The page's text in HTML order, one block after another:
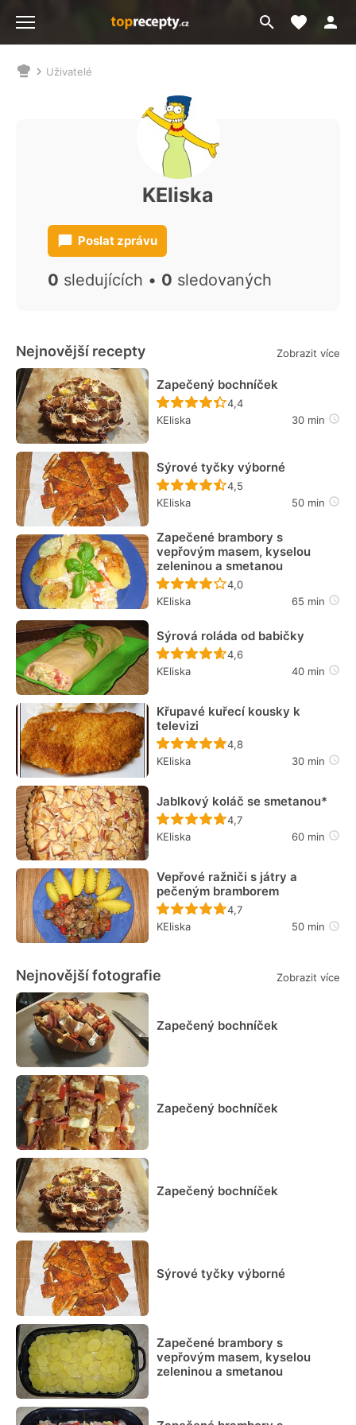
Přejít
na
Moje
NacházíteUživatelé
KEliska
Poslat zprávu
0 sledujících • 0 sledovaných
Nejnovější recepty Zobrazit více
Zapečený bochníček
Recept ještě nebyl
4,4
KEliska
30 min
Sýrové tyčky výborné
Recept ještě nebyl
4,5
KEliska
50 min
Zapečené brambory s
vepřovým masem, kyselou
zeleninou a smetanou
Recept ještě nebyl
4,0
KEliska
65 min
Sýrová roláda od babičky
Recept ještě nebyl
4,6
KEliska
40 min
Křupavé kuřecí kousky k
televizi
Recept ještě nebyl
4,8
KEliska
30 min
Jablkový koláč se smetanou*
Recept ještě nebyl
4,7
KEliska
60 min
Vepřové ražniči s játry a
pečeným bramborem
Recept ještě nebyl
4,7
KEliska
50 min
Nejnovější fotografie Zobrazit více
Zapečený bochníček
Zapečený bochníček
Zapečený bochníček
Sýrové tyčky výborné
Zapečené brambory s
vepřovým masem, kyselou
zeleninou a smetanou